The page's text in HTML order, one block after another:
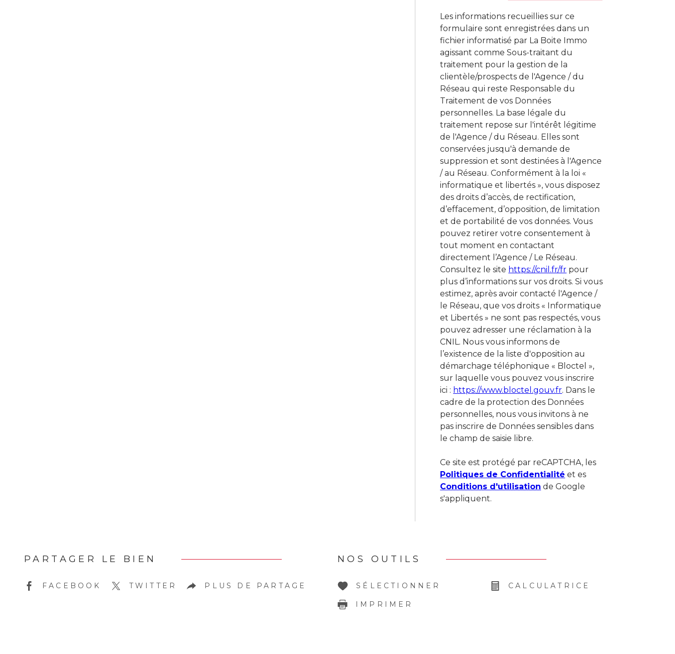
Les informations recueillies sur ce
formulaire sont enregistrées dans un
fichier informatisé par La Boite Immo
agissant comme Sous-traitant du
traitement pour la gestion de la
clientèle/prospects de l'Agence / du
Réseau qui reste Responsable du
Traitement de vos Données
personnelles. La base légale du
traitement repose sur l'intérêt légitime
de l'Agence / du Réseau. Elles sont
conservées jusqu'à demande de
suppression et sont destinées à l'Agence
/ au Réseau. Conformément à la loi «
informatique et libertés », vous disposez
des droits d’accès, de rectification,
d’effacement, d’opposition, de limitation
et de portabilité de vos données. Vous
pouvez retirer votre consentement à
tout moment en contactant
directement l’Agence / Le Réseau.
Consultez le site https://cnil.fr/fr pour
plus d’informations sur vos droits. Si vous
estimez, après avoir contacté l'Agence /
le Réseau, que vos droits « Informatique
et Libertés » ne sont pas respectés, vous
pouvez adresser une réclamation à la
CNIL. Nous vous informons de
l’existence de la liste d'opposition au
démarchage téléphonique « Bloctel »,
sur laquelle vous pouvez vous inscrire
ici : https://www.bloctel.gouv.fr. Dans le
cadre de la protection des Données
personnelles, nous vous invitons à ne
pas inscrire de Données sensibles dans
le champ de saisie libre.
Ce site est protégé par reCAPTCHA, les
Politiques de Confidentialité et es
Conditions d'utilisation de Google
s'appliquent.
PARTAGER LE BIEN
FACEBOOK TWITTER PLUS DE PARTAGE
NOS OUTILS
SÉLECTIONNER CALCULATRICE
IMPRIMER